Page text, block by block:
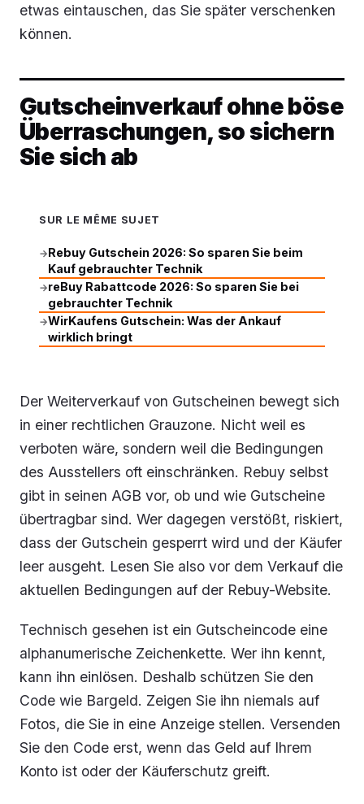
etwas eintauschen, das Sie später verschenken
können.
Gutscheinverkauf ohne böse
Überraschungen, so sichern
Sie sich ab
SUR LE MÊME SUJET
→Rebuy Gutschein 2026: So sparen Sie beim
Kauf gebrauchter Technik
→reBuy Rabattcode 2026: So sparen Sie bei
gebrauchter Technik
→WirKaufens Gutschein: Was der Ankauf
wirklich bringt
Der Weiterverkauf von Gutscheinen bewegt sich
in einer rechtlichen Grauzone. Nicht weil es
verboten wäre, sondern weil die Bedingungen
des Ausstellers oft einschränken. Rebuy selbst
gibt in seinen AGB vor, ob und wie Gutscheine
übertragbar sind. Wer dagegen verstößt, riskiert,
dass der Gutschein gesperrt wird und der Käufer
leer ausgeht. Lesen Sie also vor dem Verkauf die
aktuellen Bedingungen auf der Rebuy-Website.
Technisch gesehen ist ein Gutscheincode eine
alphanumerische Zeichenkette. Wer ihn kennt,
kann ihn einlösen. Deshalb schützen Sie den
Code wie Bargeld. Zeigen Sie ihn niemals auf
Fotos, die Sie in eine Anzeige stellen. Versenden
Sie den Code erst, wenn das Geld auf Ihrem
Konto ist oder der Käuferschutz greift.